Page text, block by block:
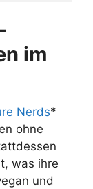
im
Nerds*
ohne
was ihre
und